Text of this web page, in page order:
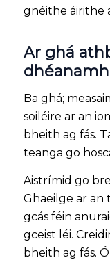
gnéithe áirithe
Ar ghá
Ba ghá;
soiléire ar an
bheith ag fás.
teanga go
Aistrímid go
Ghaeilge ar an
gcás féin
gceist léi.
bheith ag fás.